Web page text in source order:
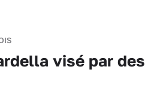
visé par des